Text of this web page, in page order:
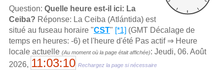
Question: Quelle heure est-il ici: La
Ceiba? Réponse: La Ceiba (Atlántida) est
situé au fuseau horaire "CST" [*1] (GMT Décalage de
temps en heures: -6) et l'heure d'été Pas actif ⇒ Heure
locale actuelle (Au moment où la page était affichée): Jeudi, 06. Août
2026, 11:03:10 Rechargez la page si nécessaire